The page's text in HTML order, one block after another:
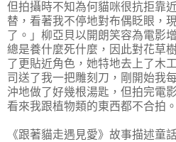
但拍攝時不知為何貓咪很抗拒靠
替，看著我不停地對布偶眨眼，
了。」柳亞貝以開朗笑容為電影
總是養什麼死什麼，因此對花草
了更貼近角色，她特地去上了木
司送了我一把雕刻刀，剛開始我
沖地做了好幾根湯匙，但拍完電
看來我跟植物類的東西都不合拍。
《跟著貓走遇見愛》故事描述童